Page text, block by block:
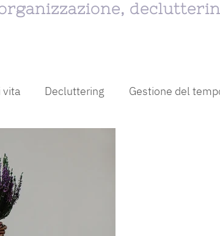
vita Decluttering Gestione del